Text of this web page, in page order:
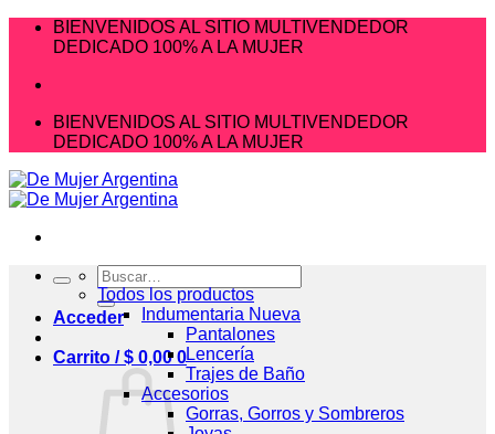
Saltar BIENVENIDOS AL SITIO MULTIVENDEDOR
DEDICADO 100% A LA MUJER
BIENVENIDOS AL SITIO MULTIVENDEDOR
DEDICADO 100% A LA MUJER
Buscar
por:
Acceder
Carrito /$ 0,00 0
Todos los productos
Indumentaria Nueva
Pantalones
Lencería
Trajes de Baño
Accesorios
Gorras, Gorros y Sombreros